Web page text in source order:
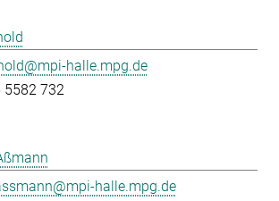
halle.mpg.de
5582 732
halle.mpg.de